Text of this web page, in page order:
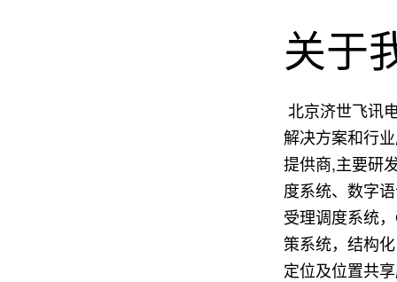
关于
北京济世飞讯
解决方案和行
提供商,主要研
度系统、数字
受理调度系统
策系统，结构
定位及位置共